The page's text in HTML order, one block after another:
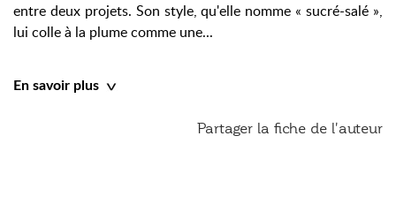
entre deux projets. Son style, qu'elle nomme « sucré-salé »,
lui colle à la plume comme une...
En savoir plus
Partager la fiche de l'auteur